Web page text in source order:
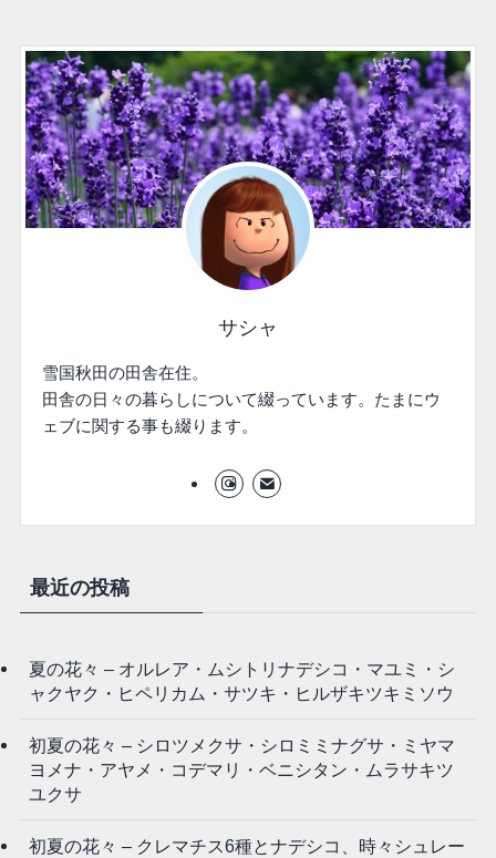
サシャ
雪国秋田の田舎在住。
田舎の日々の暮らしについて綴っています。たまにウ
ェブに関する事も綴ります。
最近の投稿
夏の花々 – オルレア・ムシトリナデシコ・マユミ・シ
ャクヤク・ヒペリカム・サツキ・ヒルザキツキミソウ
初夏の花々 – シロツメクサ・シロミミナグサ・ミヤマ
ヨメナ・アヤメ・コデマリ・ベニシタン・ムラサキツ
ユクサ
初夏の花々 – クレマチス6種とナデシコ、時々シュレー